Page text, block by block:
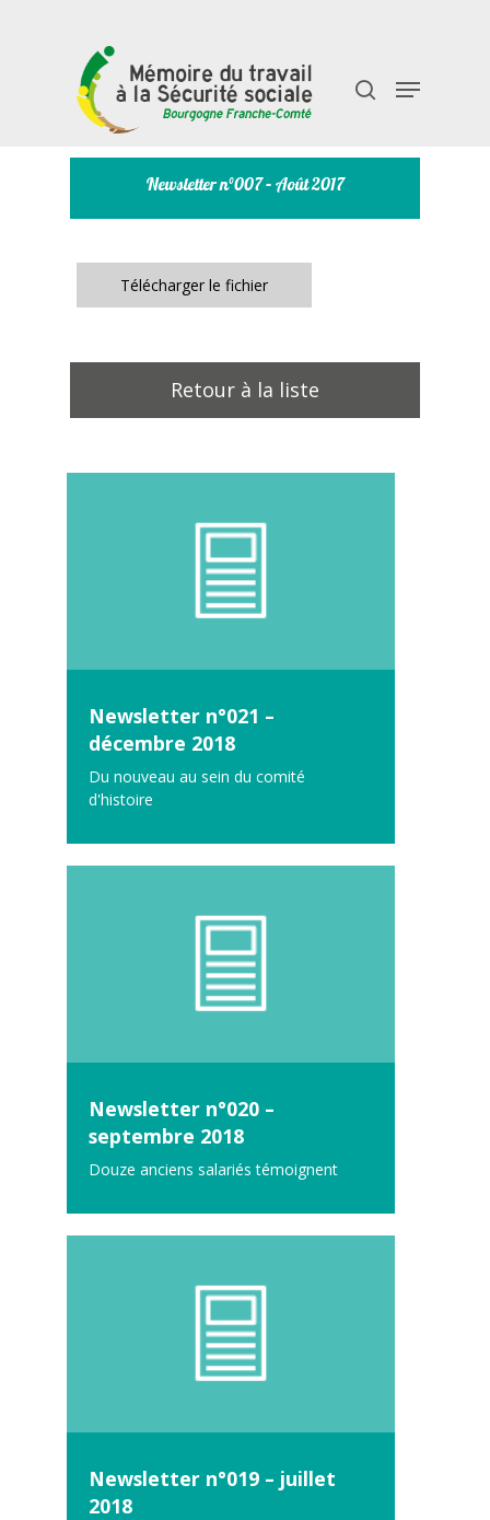
Taper "entrée" pour rechercher ou "échap" pour
Newsletter n°007 – Août 2017
Télécharger le fichier
Retour à la liste
Newsletter n°021 –
décembre 2018
Du nouveau au sein du comité
d'histoire
Newsletter n°020 –
septembre 2018
Douze anciens salariés témoignent
Newsletter n°019 – juillet
2018